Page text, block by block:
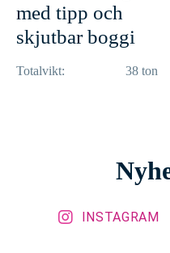
med tipp och
skjutbar boggi
Totalvikt: 38 ton
INSTAGRAM